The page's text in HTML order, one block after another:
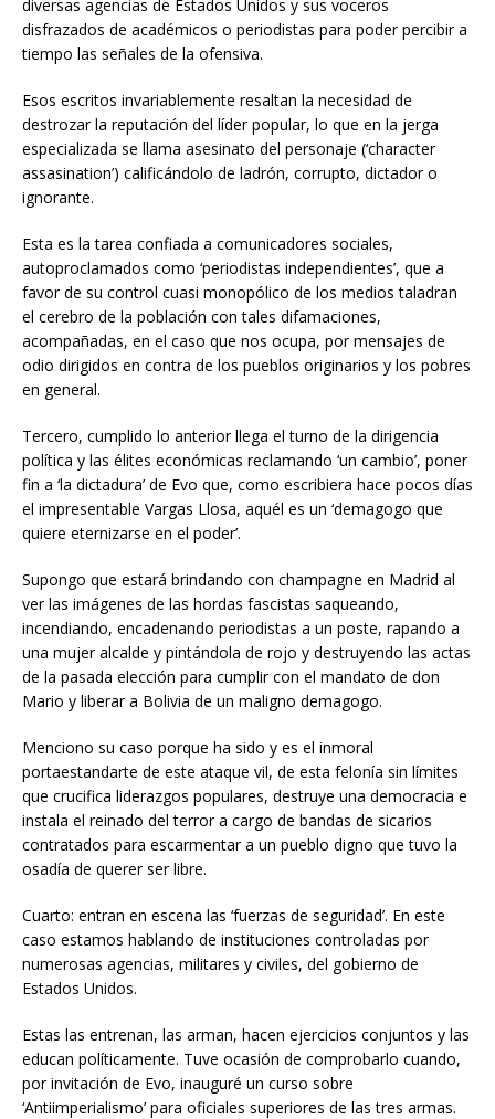
diversas agencias de Estados Unidos y sus voceros
disfrazados de académicos o periodistas para poder percibir a
tiempo las señales de la ofensiva.
Esos escritos invariablemente resaltan la necesidad de
destrozar la reputación del líder popular, lo que en la jerga
especializada se llama asesinato del personaje (‘character
assasination’) calificándolo de ladrón, corrupto, dictador o
ignorante.
Esta es la tarea confiada a comunicadores sociales,
autoproclamados como ‘periodistas independientes’, que a
favor de su control cuasi monopólico de los medios taladran
el cerebro de la población con tales difamaciones,
acompañadas, en el caso que nos ocupa, por mensajes de
odio dirigidos en contra de los pueblos originarios y los pobres
en general.
Tercero, cumplido lo anterior llega el turno de la dirigencia
política y las élites económicas reclamando ‘un cambio’, poner
fin a ‘la dictadura’ de Evo que, como escribiera hace pocos días
el impresentable Vargas Llosa, aquél es un ‘demagogo que
quiere eternizarse en el poder’.
Supongo que estará brindando con champagne en Madrid al
ver las imágenes de las hordas fascistas saqueando,
incendiando, encadenando periodistas a un poste, rapando a
una mujer alcalde y pintándola de rojo y destruyendo las actas
de la pasada elección para cumplir con el mandato de don
Mario y liberar a Bolivia de un maligno demagogo.
Menciono su caso porque ha sido y es el inmoral
portaestandarte de este ataque vil, de esta felonía sin límites
que crucifica liderazgos populares, destruye una democracia e
instala el reinado del terror a cargo de bandas de sicarios
contratados para escarmentar a un pueblo digno que tuvo la
osadía de querer ser libre.
Cuarto: entran en escena las ‘fuerzas de seguridad’. En este
caso estamos hablando de instituciones controladas por
numerosas agencias, militares y civiles, del gobierno de
Estados Unidos.
Estas las entrenan, las arman, hacen ejercicios conjuntos y las
educan políticamente. Tuve ocasión de comprobarlo cuando,
por invitación de Evo, inauguré un curso sobre
‘Antiimperialismo’ para oficiales superiores de las tres armas.